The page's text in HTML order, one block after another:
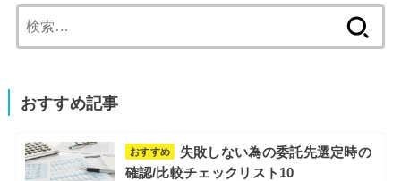
索:
おすすめ記事
おすすめ
失敗しない為の委託先選定時の
確認/比較チェックリスト10